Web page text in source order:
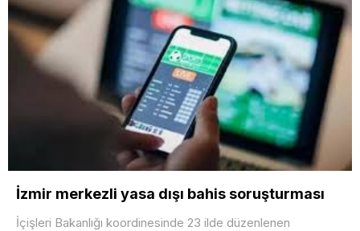
İzmir merkezli yasa dışı bahis soruşturması
İçişleri Bakanlığı koordinesinde 23 ilde düzenlenen